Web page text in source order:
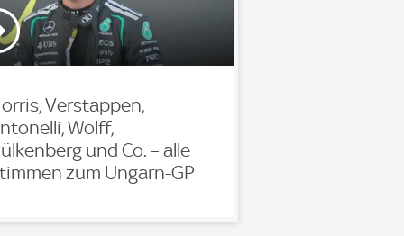
Verstappen,
Wolff,
und Co. – alle
zum Ungarn-GP